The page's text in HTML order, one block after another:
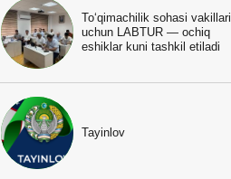
To‘qimachilik sohasi vakillari
uchun LABTUR — ochiq
eshiklar kuni tashkil etiladi
Tayinlov